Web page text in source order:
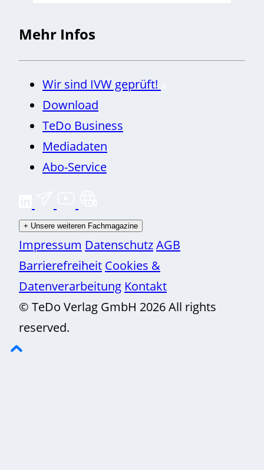
Mehr Infos
Wir sind IVW geprüft!
Download
TeDo Business
Mediadaten
Abo-Service
+ Unsere weiteren Fachmagazine
Impressum DatenschutzAGB
Barrierefreiheit Cookies &
Datenverarbeitung Kontakt
© TeDo Verlag GmbH 2026 All rights
reserved.